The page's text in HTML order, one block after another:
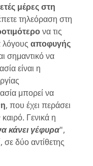
μέρες στη
τηλεόραση στη
να τις
λόγους αποφυγής
σημαντικό να
είναι η
μπορεί να
, που έχει περάσει
Γενικά η
κάνει γέφυρα",
σε δύο αντίθετης